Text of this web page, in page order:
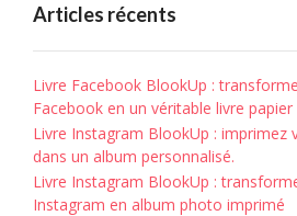
Articles récents
Livre Facebook BlookUp :
Facebook en un véritable livre papier
Livre Instagram BlookUp : imprimez
dans un album personnalisé.
Livre Instagram BlookUp :
Instagram en album photo imprimé